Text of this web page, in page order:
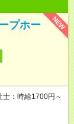
NEW
プホー
：時給1700円～